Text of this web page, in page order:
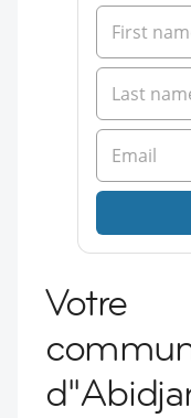
Votre